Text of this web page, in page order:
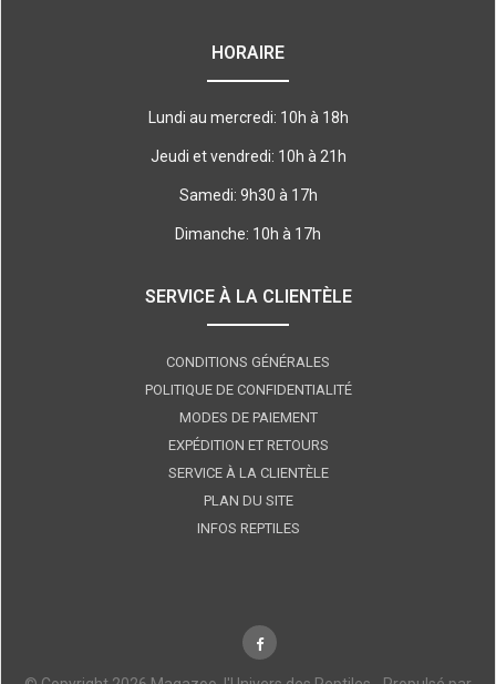
HORAIRE
Lundi au mercredi: 10h à 18h
Jeudi et vendredi: 10h à 21h
Samedi: 9h30 à 17h
Dimanche: 10h à 17h
SERVICE À LA CLIENTÈLE
CONDITIONS GÉNÉRALES
POLITIQUE DE CONFIDENTIALITÉ
MODES DE PAIEMENT
EXPÉDITION ET RETOURS
SERVICE À LA CLIENTÈLE
PLAN DU SITE
INFOS REPTILES